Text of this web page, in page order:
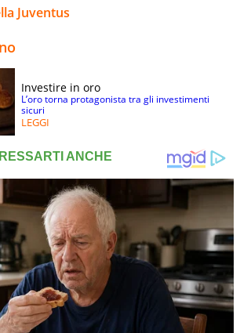
Juventus
Investire in oro
L’oro torna protagonista tra gli investimenti
sicuri
LEGGI